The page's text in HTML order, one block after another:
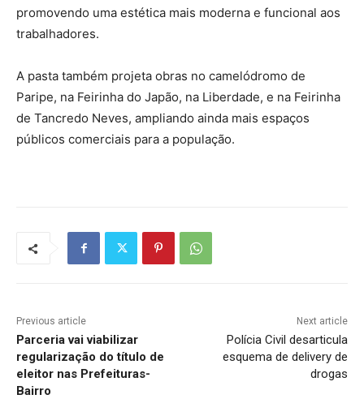
promovendo uma estética mais moderna e funcional aos
trabalhadores.
A pasta também projeta obras no camelódromo de
Paripe, na Feirinha do Japão, na Liberdade, e na Feirinha
de Tancredo Neves, ampliando ainda mais espaços
públicos comerciais para a população.
Previous article
Parceria vai viabilizar
regularização do título de
eleitor nas Prefeituras-
Bairro
Next article
Polícia Civil desarticula
esquema de delivery de
drogas